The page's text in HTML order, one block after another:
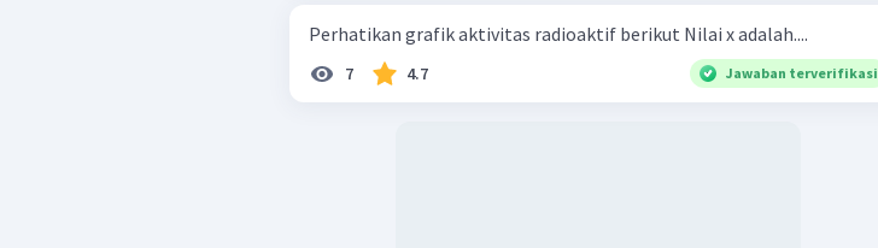
Perhatikan grafik aktivitas radioaktif berikut Nilai x adalah....
7 4.7 Jawaban terverifikasi